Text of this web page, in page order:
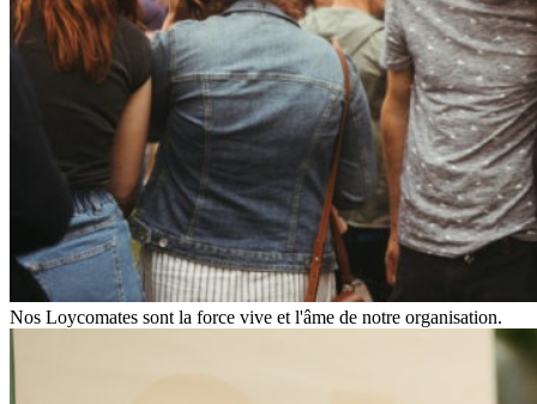
Nos Loycomates sont la force vive et l'âme de notre organisation.